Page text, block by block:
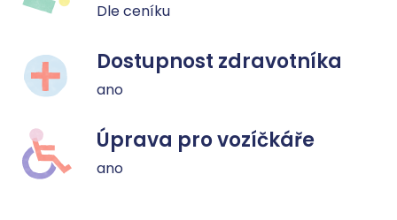
Dle ceníku
Dostupnost zdravotníka
ano
Úprava pro vozíčkáře
ano